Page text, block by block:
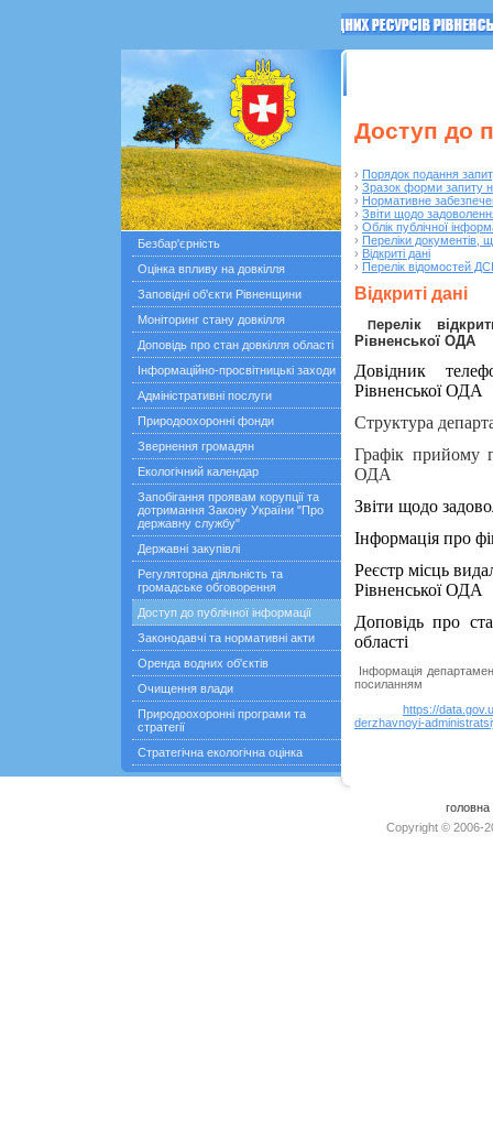
Безбар'єрність
Оцінка впливу на довкілля
Заповідні об'єкти Рівненщини
Моніторинг стану довкілля
Доповідь про стан довкілля області
Інформаційно-просвітницькі заходи
Адміністративні послуги
Природоохоронні фонди
Звернення громадян
Екологічний календар
Запобігання проявам корупції та
дотримання Закону України "Про
державну службу"
Державні закупівлі
Регуляторна діяльність та
громадське обговорення
Доступ до публічної інформації
Законодавчі та нормативні акти
Оренда водних об'єктів
Очищення влади
Природоохоронні програми та
стратегії
Стратегічна екологічна оцінка
Доступ до
› Порядок подання
› Зразок форми запиту
› Нормативне
› Звіти щодо
› Облік публічної
› Переліки документів,
› Відкриті дані
› Перелік відомостей
Відкриті дані
Перелік
Рівненської ОДА
Довідник
Рівненської ОДА
Структура
Графік прийому
ОДА
Звіти щодо
Інформація про
Реєстр місць
Рівненської ОДА
Доповідь про
області
Інформація
посиланням
https://
derzhavnoyi-
головна
Copyright © 2006-